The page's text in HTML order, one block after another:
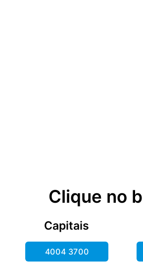
Clique no
Capitais
4004 3700